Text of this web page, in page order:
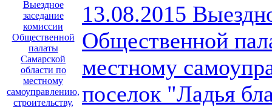
13.08.2015
Общественной
местному
поселок "Ладья